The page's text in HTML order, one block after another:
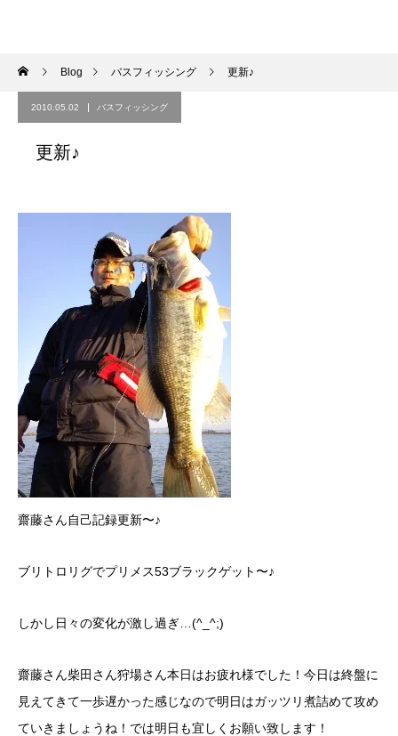
Blog バスフィッシング 更新♪
2010.05.02 バスフィッシング
更新♪
齋藤さん自己記録更新〜♪
ブリトロリグでプリメス53ブラックゲット〜♪
しかし日々の変化が激し過ぎ…(^_^;)
齋藤さん柴田さん狩場さん本日はお疲れ様でした！今日は終盤に
見えてきて一歩遅かった感じなので明日はガッツリ煮詰めて攻め
ていきましょうね！では明日も宜しくお願い致します！